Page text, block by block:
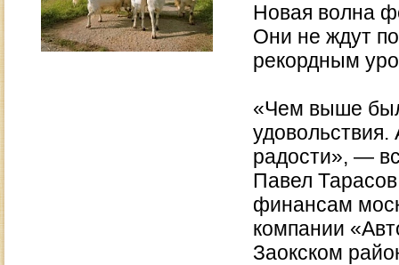
Новая волна
Они не ждут
рекордным
«Чем выше
удовольствия.
радости», —
Павел
финансам
компании
Заокском